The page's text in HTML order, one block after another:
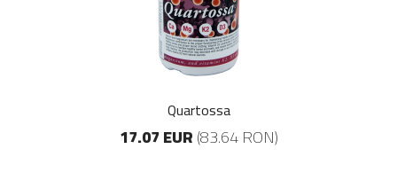
Quartossa
17.07 EUR(83.64 RON)